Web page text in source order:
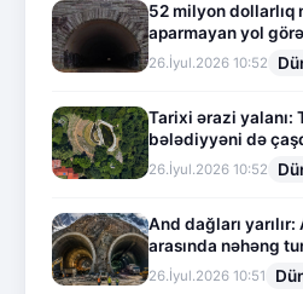
52 milyon dollarlıq
aparmayan yol
26.İyul.2026 10:52
Tarixi ərazi yalanı:
bələdiyyəni də
26.İyul.2026 10:52
And dağları
arasında nəhəng
26.İyul.2026 10:51